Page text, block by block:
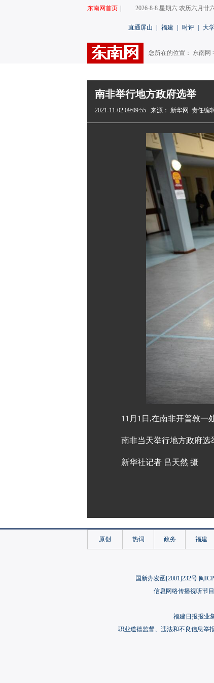
东南网首页 2026-8-8 星期六 农历六月廿
直通屏山 福建 时评 大
您所在的位置： 东南网
南非举行地方政府选举
2021-11-02 09:09:55 来源： 新华网 责任编
11月1日,在南非开普敦一
南非当天举行地方政府选
新华社记者 吕天然 摄
原创 热词 政务 福建
国新办发函[2001]232号 闽
信息网络传播视听节
福建日报报业
职业道德监督、违法和不良信息举